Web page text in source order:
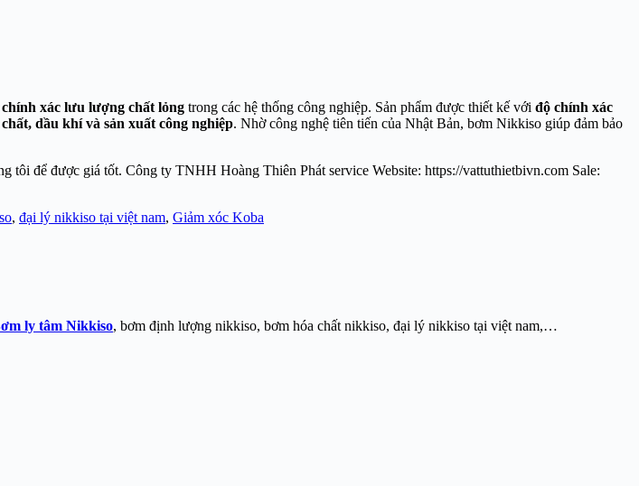
xác lưu lượng chất lỏng trong các hệ thống công nghiệp. Sản phẩm được thiết kế với độ chính xác
dầu khí và sản xuất công nghiệp. Nhờ công nghệ tiên tiến của Nhật Bản, bơm Nikkiso giúp đảm bảo
để được giá tốt. Công ty TNHH Hoàng Thiên Phát service Website: https://vattuthietbivn.com Sale:
, đại lý nikkiso tại việt nam, Giảm xóc Koba
ly tâm Nikkiso, bơm định lượng nikkiso, bơm hóa chất nikkiso, đại lý nikkiso tại việt nam,…